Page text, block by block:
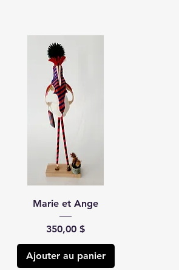
Marie et Ange
Prix
350,00 $
Ajouter au panier